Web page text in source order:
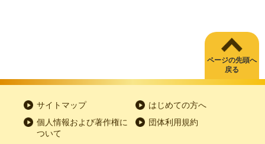
ページの先頭へ
戻る
サイトマップ
はじめての方へ
個人情報および著作権に
ついて
団体利用規約